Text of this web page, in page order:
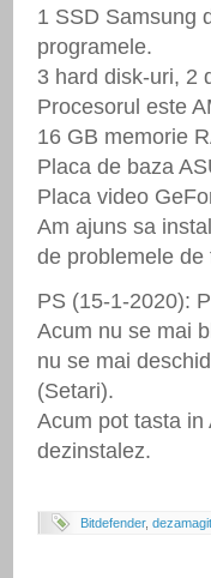
1 SSD Samsung
programele.
3 hard disk-uri, 2
Procesorul este
16 GB memorie
Placa de baza
Placa video
Am ajuns sa
de problemele
PS (15-1-2020):
Acum nu se mai
nu se mai
(Setari).
Acum pot tasta
dezinstalez.
Bitdefender, dezamagit